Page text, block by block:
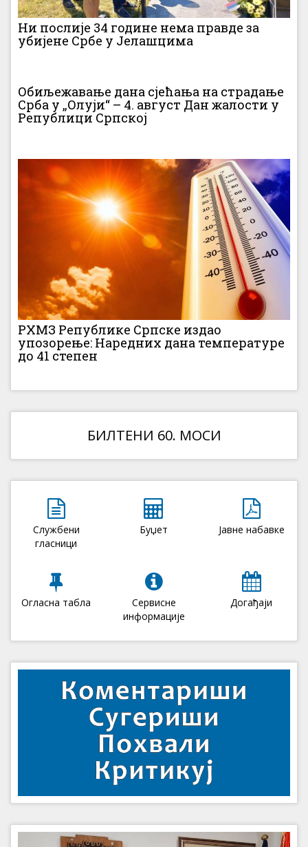
Ни послије 34 године нема правде за
убијене Србе у Јелашцима
Обиљежавање дана сјећања на страдање
Срба у „Олуји“ – 4. август Дан жалости у
Републици Српској
РХМЗ Републике Српске издао
упозорење: Наредних дана температуре
до 41 степен
БИЛТЕНИ 60. МОСИ
Службени
гласници
Буџет Јавне набавке
Огласна табла
Сервисне
информације
Догађаји